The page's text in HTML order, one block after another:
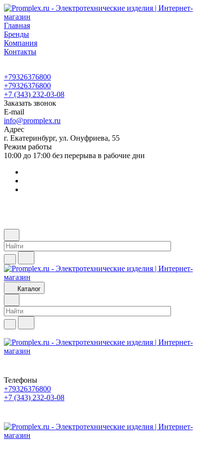
Главная
Бренды
Компания
Контакты
+79326376800
+79326376800
+7 (343) 232-03-08
Заказать звонок
E-mail
info@promplex.ru
Адрес
г. Екатеринбург, ул. Онуфриева, 55
Режим работы
10:00 до 17:00 без перерыва в рабочие дни
Каталог
Телефоны
+79326376800
+7 (343) 232-03-08